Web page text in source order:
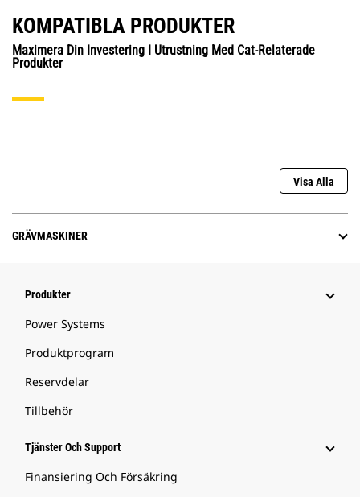
KOMPATIBLA PRODUKTER
Maximera Din Investering I Utrustning Med Cat-Relaterade
Produkter
Visa Alla
GRÄVMASKINER
Produkter
Power Systems
Produktprogram
Reservdelar
Tillbehör
Tjänster Och Support
Finansiering Och Försäkring